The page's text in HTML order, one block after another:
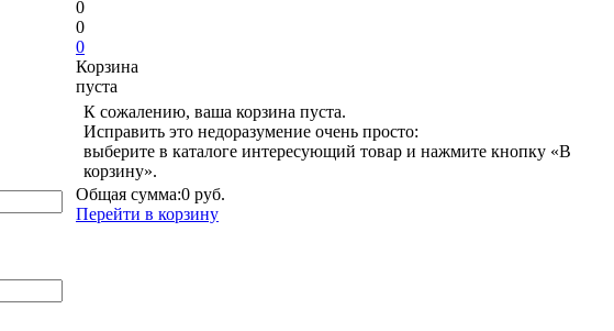
0
0
0
Корзина
пуста
К сожалению, ваша корзина пуста.
Исправить это недоразумение очень просто:
выберите в каталоге интересующий товар и нажмите кнопку «В
корзину».
Общая сумма:0 руб.
Перейти в корзину